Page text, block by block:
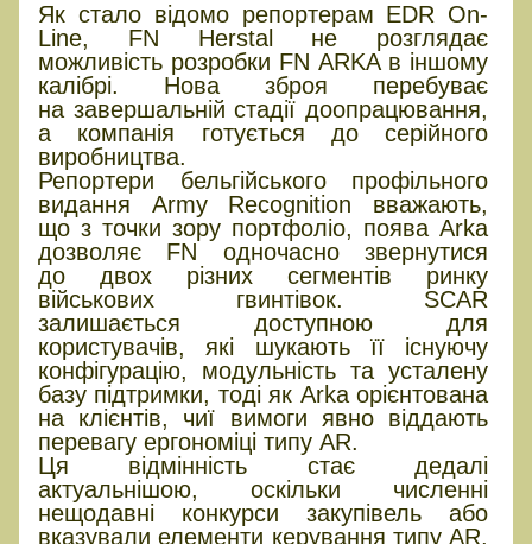
Як стало відомо репортерам EDR On-
Line, FN Herstal не розглядає
можливість розробки FN ARKA в іншому
калібрі. Нова зброя перебуває
на завершальній стадії доопрацювання,
а компанія готується до серійного
виробництва.
Репортери бельгійського профільного
видання Army Recognition вважають,
що з точки зору портфоліо, поява Arka
дозволяє FN одночасно звернутися
до двох різних сегментів ринку
військових гвинтівок. SCAR
залишається доступною для
користувачів, які шукають її існуючу
конфігурацію, модульність та усталену
базу підтримки, тоді як Arka орієнтована
на клієнтів, чиї вимоги явно віддають
перевагу ергономіці типу AR.
Ця відмінність стає дедалі
актуальнішою, оскільки численні
нещодавні конкурси закупівель або
вказували елементи керування типу AR,